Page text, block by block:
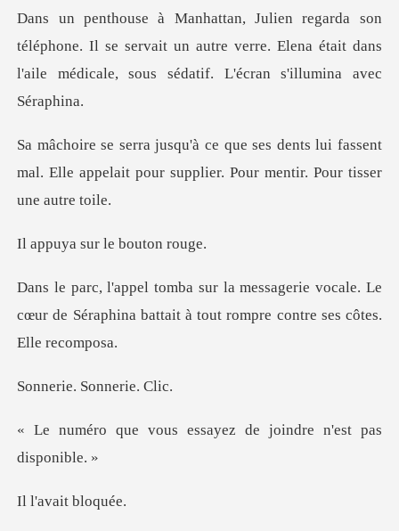
ne. Il se servait un autre verre. Elena était dans
l'aile
s lui fassent
mal. Elle appelait pour suppli
sur le bou
ie vocale. Le
cœur de Séraphina battait à t
. Sonner
essayez de joindre n'
vait b